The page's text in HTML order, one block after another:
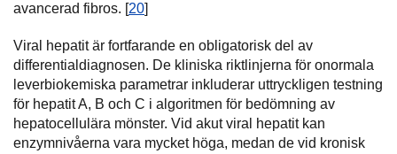
avancerad fibros. [20]
Viral hepatit är fortfarande en obligatorisk del av
differentialdiagnosen. De kliniska riktlinjerna för onormala
leverbiokemiska parametrar inkluderar uttryckligen testning
för hepatit A, B och C i algoritmen för bedömning av
hepatocellulära mönster. Vid akut viral hepatit kan
enzymnivåerna vara mycket höga, medan de vid kronisk